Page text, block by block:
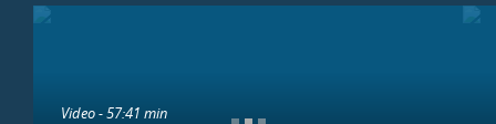
Video - 57:41 min